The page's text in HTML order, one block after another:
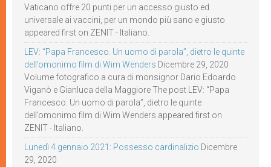
Vaticano offre 20 punti per un accesso giusto ed
universale ai vaccini, per un mondo più sano e giusto
appeared first on ZENIT - Italiano.
LEV: “Papa Francesco. Un uomo di parola”, dietro le quinte
dell’omonimo film di Wim Wenders Dicembre 29, 2020
Volume fotografico a cura di monsignor Dario Edoardo
Viganò e Gianluca della Maggiore The post LEV: “Papa
Francesco. Un uomo di parola”, dietro le quinte
dell’omonimo film di Wim Wenders appeared first on
ZENIT - Italiano.
Lunedì 4 gennaio 2021: Possesso cardinalizio Dicembre
29, 2020